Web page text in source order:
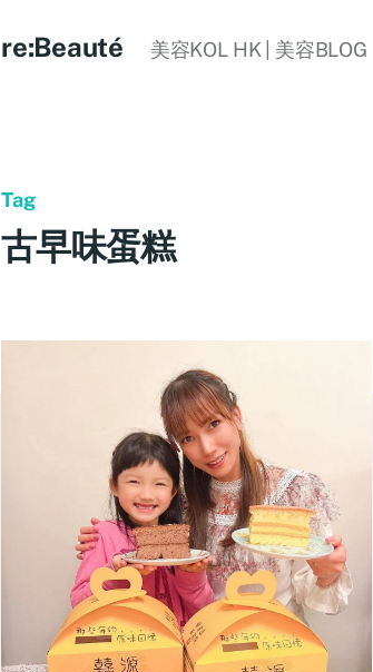
re:Beauté 美容KOL HK | 美容BLOG
Tag
古早味蛋糕